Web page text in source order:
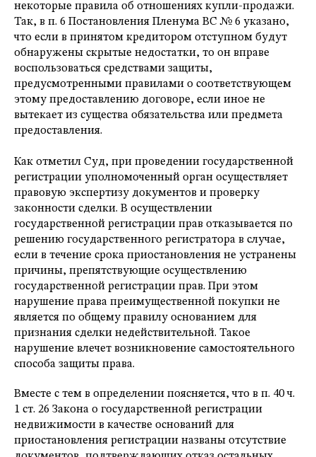
некоторые правила об отношениях купли-продажи.
Так, в п. 6 Постановления Пленума ВС № 6 указано,
что если в принятом кредитором отступном будут
обнаружены скрытые недостатки, то он вправе
воспользоваться средствами защиты,
предусмотренными правилами о соответствующем
этому предоставлению договоре, если иное не
вытекает из существа обязательства или предмета
предоставления.
Как отметил Суд, при проведении государственной
регистрации уполномоченный орган осуществляет
правовую экспертизу документов и проверку
законности сделки. В осуществлении
государственной регистрации прав отказывается по
решению государственного регистратора в случае,
если в течение срока приостановления не устранены
причины, препятствующие осуществлению
государственной регистрации прав. При этом
нарушение права преимущественной покупки не
является по общему правилу основанием для
признания сделки недействительной. Такое
нарушение влечет возникновение самостоятельного
способа защиты права.
Вместе с тем в определении поясняется, что в п. 40 ч.
1 ст. 26 Закона о государственной регистрации
недвижимости в качестве оснований для
приостановления регистрации названы отсутствие